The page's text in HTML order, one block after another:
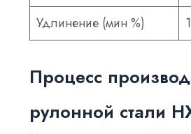
Удлинение (мин %)
Процесс
рулонной стали